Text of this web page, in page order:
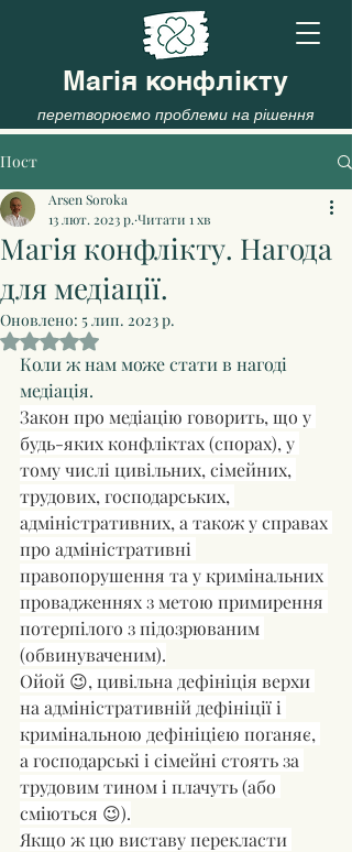
Магія конфлікту
перетворюємо проблеми на рішення
Пост
Магія конфлікту. Нагода
для медіації.
Arsen Soroka
13 лют. 2023 р. Читати 1 хв
Оновлено: 5 лип. 2023 р.
Оцінка: NaN з 5 зірок.
Коли ж нам може стати в нагоді
медіація.
Закон про медіацію говорить, що у
будь-яких конфліктах (спорах), у
тому числі цивільних, сімейних,
трудових, господарських,
адміністративних, а також у справах
про адміністративні
правопорушення та у кримінальних
провадженнях з метою примирення
потерпілого з підозрюваним
(обвинуваченим).
Ойой 😉, цивільна дефініція верхи
на адміністративній дефініції і
кримінальною дефініцією поганяє,
а господарські і сімейні стоять за
трудовим тином і плачуть (або
сміються 😉).
Якщо ж цю виставу перекласти